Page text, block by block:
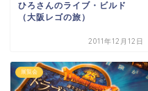
ひろさんのライブ・ビルド
（大阪レゴの旅）
2011年12月12日
展覧会